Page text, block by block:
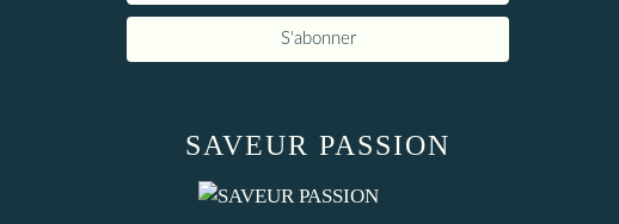
SAVEUR PASSION